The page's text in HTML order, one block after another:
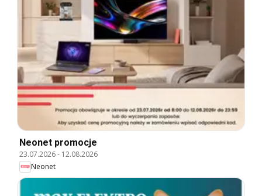
Neonet promocje
23.07.2026- 12.08.2026
Neonet